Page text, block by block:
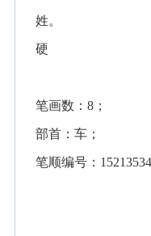
姓。
硬
笔画数：8；
部首：车；
笔顺编号：15213534